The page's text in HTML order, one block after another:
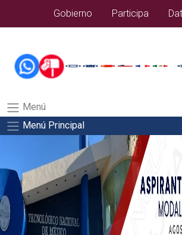
aspirantes/plantilla_tecnmSalida del comando:
Gobierno Participa
Menú
Menú Principal